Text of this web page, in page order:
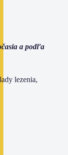
a podľa
lezenia,